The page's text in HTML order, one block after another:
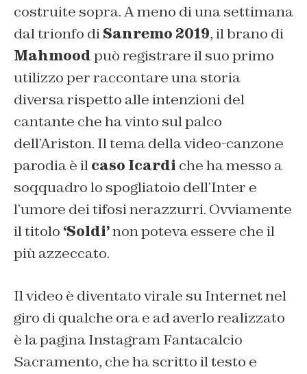
costruite sopra. A meno di una settimana
dal trionfo diSanremo 2019, il brano di
Mahmoodpuò registrare il suo primo
utilizzo per raccontare una storia
diversa rispetto alle intenzioni del
cantante che ha vinto sul palco
dell’Ariston. Il tema della video-canzone
parodia è ilcaso Icardi che ha messo a
soqquadro lo spogliatoio dell’Inter e
l’umore dei tifosi nerazzurri. Ovviamente
il titolo ‘Soldi’non poteva essere che il
più azzeccato.
Il video è diventato virale su Internet nel
giro di qualche ora e ad averlo realizzato
è la pagina Instagram Fantacalcio
Sacramento, che ha scritto il testo e